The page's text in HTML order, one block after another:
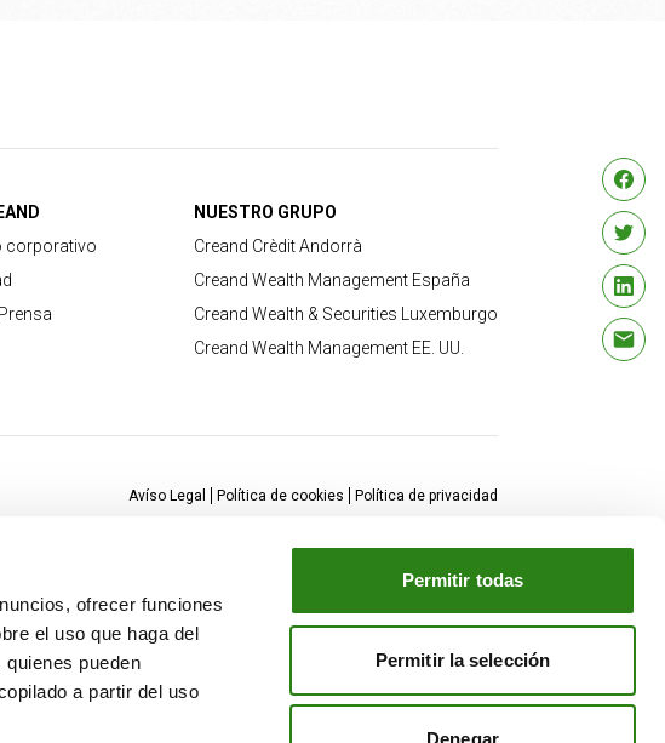
ofrecer funciones
el uso que haga del
pueden
a partir del uso
Permitir todas
Permitir la selección
Denegar
corporativo
NUESTRO GRUPO
Creand Crèdit Andorrà
Creand Wealth Management España
Creand Wealth & Securities Luxemburgo
Creand Wealth Management EE. UU.
Avíso Legal Política de cookies Política de privacidad